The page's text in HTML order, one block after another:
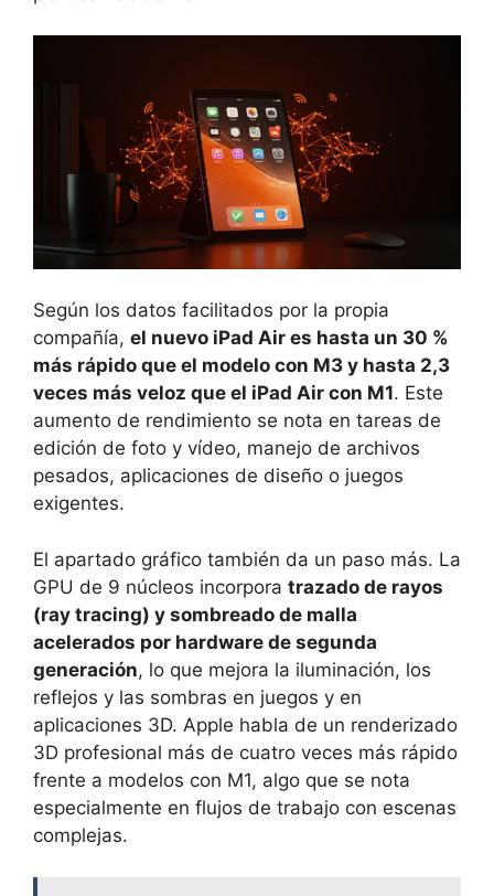
Según los datos facilitados por la propia
compañía, el nuevo iPad Air es hasta un 30 %
más rápido que el modelo con M3 y hasta 2,3
veces más veloz que el iPad Air con M1. Este
aumento de rendimiento se nota en tareas de
edición de foto y vídeo, manejo de archivos
pesados, aplicaciones de diseño o juegos
exigentes.
El apartado gráfico también da un paso más. La
GPU de 9 núcleos incorpora trazado de rayos
(ray tracing) y sombreado de malla
acelerados por hardware de segunda
generación, lo que mejora la iluminación, los
reflejos y las sombras en juegos y en
aplicaciones 3D. Apple habla de un renderizado
3D profesional más de cuatro veces más rápido
frente a modelos con M1, algo que se nota
especialmente en flujos de trabajo con escenas
complejas.